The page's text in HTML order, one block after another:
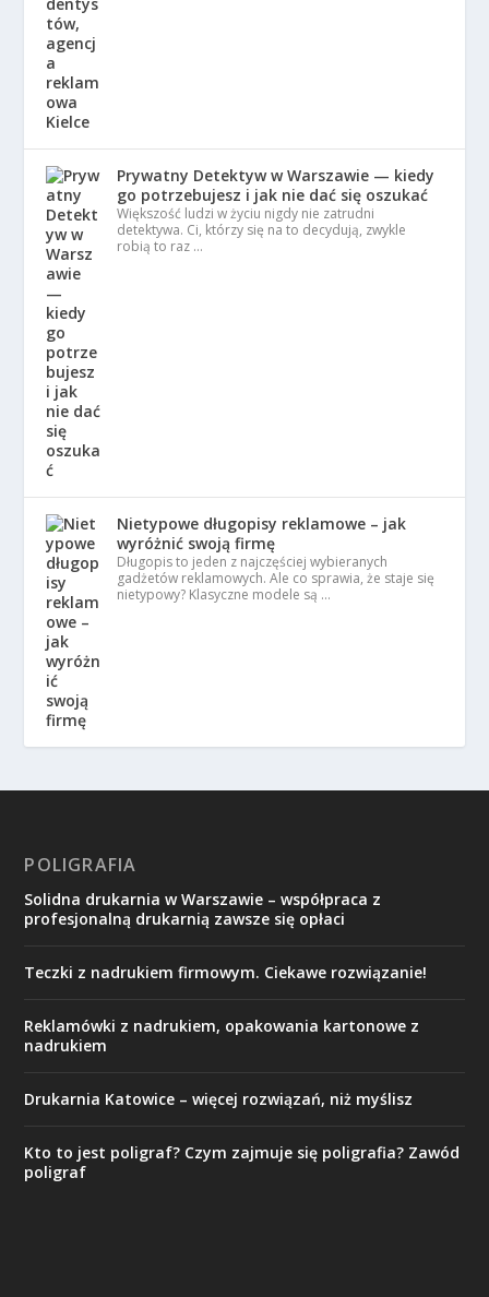
Prywatny Detektyw w Warszawie — kiedy
go potrzebujesz i jak nie dać się oszukać
Większość ludzi w życiu nigdy nie zatrudni
detektywa. Ci, którzy się na to decydują, zwykle
robią to raz …
Nietypowe długopisy reklamowe – jak
wyróżnić swoją firmę
Długopis to jeden z najczęściej wybieranych
gadżetów reklamowych. Ale co sprawia, że staje się
nietypowy? Klasyczne modele są …
POLIGRAFIA
Solidna drukarnia w Warszawie – współpraca z
profesjonalną drukarnią zawsze się opłaci
Teczki z nadrukiem firmowym. Ciekawe rozwiązanie!
Reklamówki z nadrukiem, opakowania kartonowe z
nadrukiem
Drukarnia Katowice – więcej rozwiązań, niż myślisz
Kto to jest poligraf? Czym zajmuje się poligrafia? Zawód
poligraf